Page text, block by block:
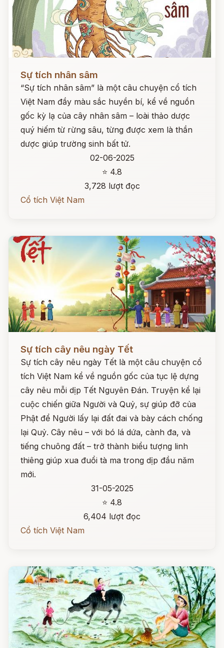
Sự tích nhân sâm
“Sự tích nhân sâm” là một câu chuyện cổ tích
Việt Nam đầy màu sắc huyền bí, kể về nguồn
gốc kỳ lạ của cây nhân sâm – loài thảo dược
quý hiếm từ rừng sâu, từng được xem là thần
dược giúp trường sinh bất tử.
02-06-2025
⭐ 4.8
3,728 lượt đọc
Cổ tích Việt Nam
Sự tích cây nêu ngày Tết
Sự tích cây nêu ngày Tết là một câu chuyện cổ
tích Việt Nam kể về nguồn gốc của tục lệ dựng
cây nêu mỗi dịp Tết Nguyên Đán. Truyện kể lại
cuộc chiến giữa Người và Quỷ, sự giúp đỡ của
Phật để Người lấy lại đất đai và bày cách chống
lại Quỷ. Cây nêu – với bó lá dứa, cành đa, và
tiếng chuông đất – trở thành biểu tượng linh
thiêng giúp xua đuổi tà ma trong dịp đầu năm
mới.
31-05-2025
⭐ 4.8
6,404 lượt đọc
Cổ tích Việt Nam